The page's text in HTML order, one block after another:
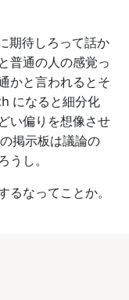
期待しろって話か
普通の人の感覚っ
かと言われるとそ
になると細分化
い偏りを想像させ
掲示板は議論の
し。
なってことか。